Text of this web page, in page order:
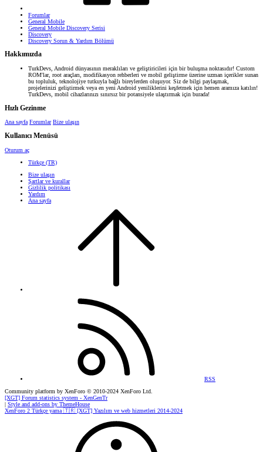
Forumlar
General Mobile
General Mobile Discovery Serisi
Discovery
Discovery Sorun & Yardım Bölümü
Hakkımızda
TurkDevs, Android dünyasının meraklıları ve geliştiricileri için bir buluşma noktasıdır! Custom
ROM'lar, root araçları, modifikasyon rehberleri ve mobil geliştirme üzerine uzman içerikler sunan
bu topluluk, teknolojiye tutkuyla bağlı bireylerden oluşuyor. Siz de bilgi paylaşmak,
projelerinizi geliştirmek veya en yeni Android yeniliklerini keşfetmek için hemen aramıza katılın!
TurkDevs, mobil cihazlarınızı sınırsız bir potansiyele ulaştırmak için burada!
Hızlı Gezinme
Ana sayfa Forumlar Bize ulaşın
Kullanıcı Menüsü
Oturum aç
Türkçe (TR)
Bize ulaşın
Şartlar ve kurallar
Gizlilik politikası
Yardım
Ana sayfa
RSS
Community platform by XenForo © 2010-2024 XenForo Ltd.
[XGT] Forum statistics system - XenGenTr
| Style and add-ons by ThemeHouse
XenForo 2 Türkçe yama 🇹🇷 [XGT] Yazılım ve web hizmetleri 2014-2024